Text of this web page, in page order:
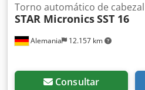
Alemania 12.157 km
Torno automático de
STAR MicronicsSST 16
Consultar